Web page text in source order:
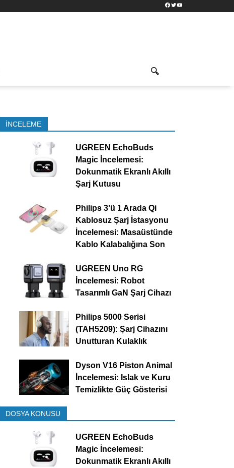
Facebook
TwitterYouTube
İNCELEME
UGREEN EchoBuds
Magic İncelemesi:
Dokunmatik Ekranlı Akıllı
Şarj Kutusu
Philips 3’ü 1 Arada Qi
Kablosuz Şarj İstasyonu
İncelemesi: Masaüstünde
Kablo Kalabalığına Son
UGREEN Uno RG
İncelemesi: Robot
Tasarımlı GaN Şarj Cihazı
Philips 5000 Serisi
(TAH5209): Şarj Cihazını
Unutturan Kulaklık
Dyson V16 Piston Animal
İncelemesi: Islak ve Kuru
Temizlikte Güç Gösterisi
DOSYA KONUSU
UGREEN EchoBuds
Magic İncelemesi:
Dokunmatik Ekranlı Akıllı